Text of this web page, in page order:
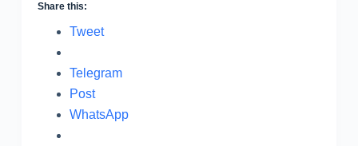
Share this:
Tweet
Telegram
Post
WhatsApp